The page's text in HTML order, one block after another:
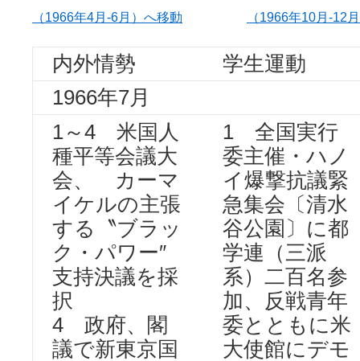
（1966年4月-6月）へ移動 （1966年10月-12
内外情勢
学生運動
1966年7月
1～4 米国人
種平等会議大
会、 カーマ
イケルの主張
する〝ブラッ
ク・パワー″
支持決議を採
択
4 政府、閣
議で新東京国
1 全国実行
委主催・ハノ
イ爆撃抗議緊
急集会〔清水
谷公園〕に都
学連（三派
系）二百名参
加、反戦青年
委とともに米
大使館にデモ